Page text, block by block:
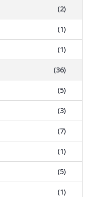
(2)
(1)
(1)
(36)
(5)
(3)
(7)
(1)
(5)
(1)